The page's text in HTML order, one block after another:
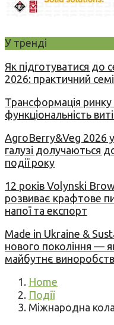
У тренді
Як підготуватися до
2026: практичний
Трансформація ринку
функціональність
AgroBerry&Veg 2026 у
галузі долучаються
події року
12 років Volynski
розвиває крафтове
напої та експорт
Made in Ukraine &
нового покоління —
майбутнє
Home
Події
Міжнародна